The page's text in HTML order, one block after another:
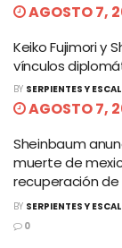
AGOSTO 7,
Keiko Fujimori y
vínculos
BY SERPIENTES Y
AGOSTO 7,
Sheinbaum
muerte de
recuperación
BY SERPIENTES Y
0